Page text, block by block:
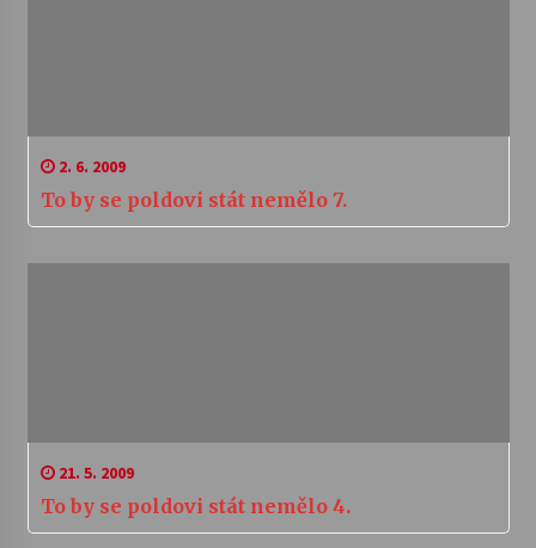
2. 6. 2009
To by se poldovi stát nemělo 7.
21. 5. 2009
To by se poldovi stát nemělo 4.